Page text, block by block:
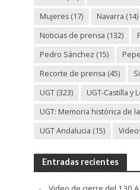
Mujeres(17) Navarra (14)
Noticias de prensa (132)
Pedro Sánchez (15)
Recorte de prensa (45)
UGT(323) UGT-Castilla y
UGT: Memoria histórica de
UGT Andalucia (15)
Entradas recientes